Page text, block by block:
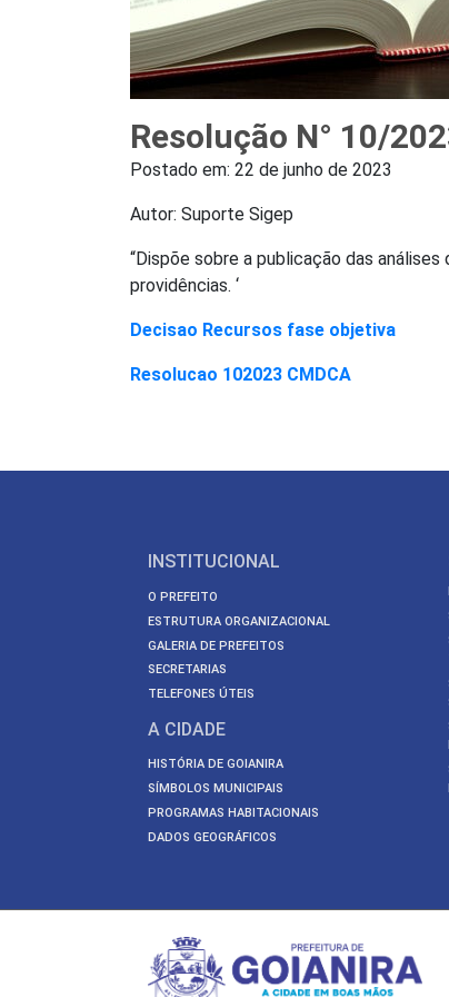
Resolução N° 10/
Postado em: 22 de junho de 2023
Autor: Suporte Sigep
“Dispõe sobre a publicação das
providências. ‘
Decisao Recursos fase objetiva
Resolucao 102023 CMDCA
INSTITUCIONAL
O PREFEITO
ESTRUTURA ORGANIZACIONAL
GALERIA DE PREFEITOS
SECRETARIAS
TELEFONES ÚTEIS
A CIDADE
HISTÓRIA DE GOIANIRA
SÍMBOLOS MUNICIPAIS
PROGRAMAS HABITACIONAIS
DADOS GEOGRÁFICOS